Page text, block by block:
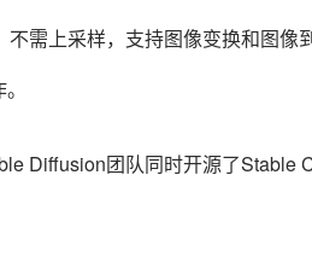
不需上采样，支持图像变换和图像
Diffusion团队同时开源了Stable